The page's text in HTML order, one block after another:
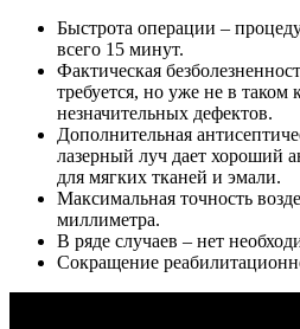
Быстрота операции –
всего 15 минут.
Фактическая
требуется, но уже не в таком
незначительных дефектов.
Дополнительная
лазерный луч дает хороший
для мягких тканей и эмали.
Максимальная точность
миллиметра.
В ряде случаев – нет
Сокращение